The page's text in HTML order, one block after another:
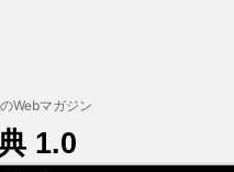
1.0
Webマガジン